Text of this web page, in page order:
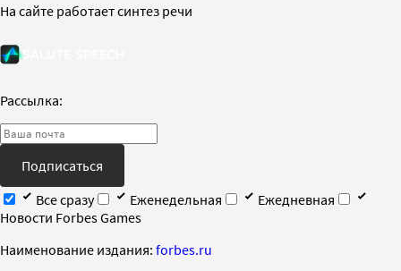
На сайте работает синтез речи
Рассылка:
Подписаться
Все сразу
Еженедельная
Ежедневная
Новости Forbes Games
Наименование издания: forbes.ru